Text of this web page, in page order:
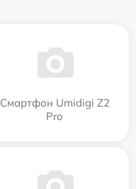
Смартфон Umidigi Z2
Pro